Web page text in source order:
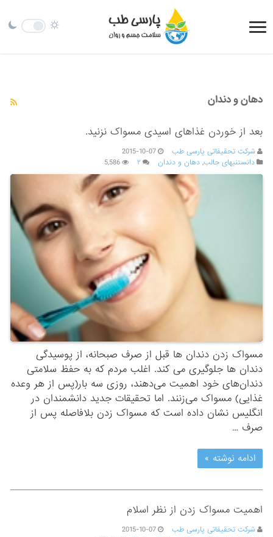
دهان و دندان
بعد از خوردن غذاهای اسیدی مسواک نزنید.
شرکت تحقیقاتی پارسی طب
2015-10-07
دانستنیهای جالب,دهان و دندان ۲ 5,586
مسواک زدن دندان ها قبل از صرف صبحانه، از پوسیدگی
دندان ها جلوگیری می کند. اغلب مردم که به حفظ سلامتی
دندان‌های خود اهمیت می‌دهند، روزی سه بار(پس از هر وعده
غذایی) مسواک می‌زنند. اما تحقیقات جدید دانشمندان در
انگلیس نشان داده است که مسواک زدن بلافاصله پس از
صرف …
ادامه نوشته »
اهمیت مسواک زدن از نظر اسلام
شرکت تحقیقاتی پارسی طب
2015-10-07